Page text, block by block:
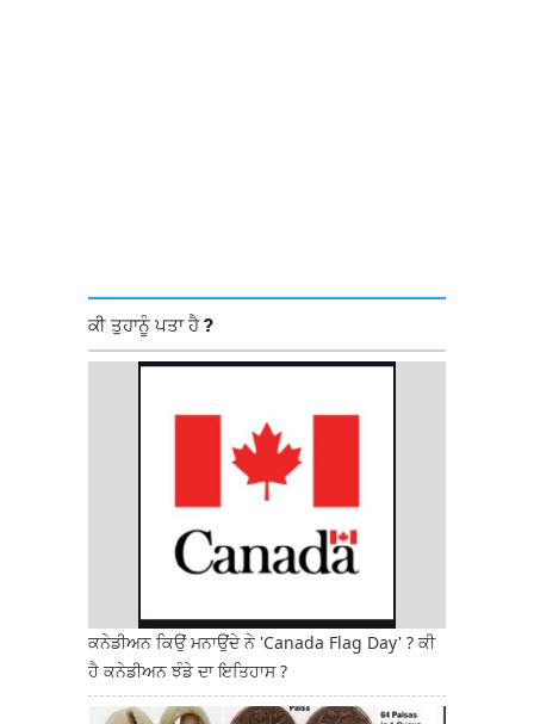
ਕੀ ਤੁਹਾਨੂੰ ਪਤਾ ਹੈ ?
ਕਨੇਡੀਅਨ ਕਿਉਂ ਮਨਾਉਂਦੇ ਨੇ 'Canada Flag Day' ? ਕੀ
ਹੈ ਕਨੇਡੀਅਨ ਝੰਡੇ ਦਾ ਇਤਿਹਾਸ ?